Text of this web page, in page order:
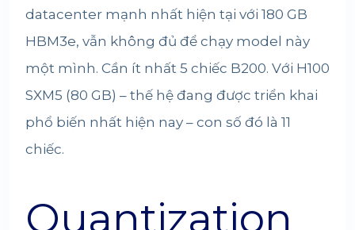
datacenter mạnh nhất hiện tại với 180 GB
HBM3e, vẫn không đủ để chạy model này
một mình. Cần ít nhất 5 chiếc B200. Với H100
SXM5 (80 GB) – thế hệ đang được triển khai
phổ biến nhất hiện nay – con số đó là 11
chiếc.
Quantization